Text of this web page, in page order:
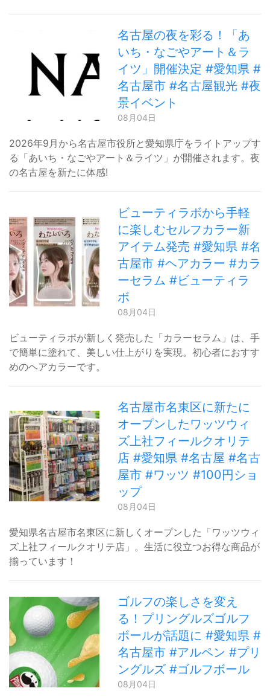
名古屋の夜を彩る！「あ
いち・なごやアート＆ラ
イツ」開催決定 #愛知県 #
名古屋市 #名古屋観光 #夜
景イベント
08月04日
2026年9月から名古屋市役所と愛知県庁をライトアップす
る「あいち・なごやアート＆ライツ」が開催されます。夜
の名古屋を新たに体感!
ビューティラボから手軽
に楽しむセルフカラー新
アイテム発売 #愛知県 #名
古屋市 #ヘアカラー #カラ
ーセラム #ビューティラ
ボ
08月04日
ビューティラボが新しく発売した「カラーセラム」は、手
で簡単に塗れて、美しい仕上がりを実現。初心者におすす
めのヘアカラーです。
名古屋市名東区に新たに
オープンしたワッツウィ
ズ上社フィールクオリテ
店 #愛知県 #名古屋 #名古
屋市 #ワッツ #100円ショ
ップ
08月04日
愛知県名古屋市名東区に新しくオープンした「ワッツウィ
ズ上社フィールクオリテ店」。生活に役立つお得な商品が
揃っています！
ゴルフの楽しさを変え
る！プリングルズゴルフ
ボールが話題に #愛知県 #
名古屋市 #アルペン #プリ
ングルズ #ゴルフボール
08月04日